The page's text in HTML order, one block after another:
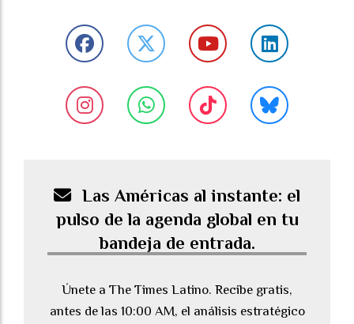
Las Américas al instante: el
pulso de la agenda global en tu
bandeja de entrada.
Únete a The Times Latino. Recibe gratis,
antes de las 10:00 AM, el análisis estratégico